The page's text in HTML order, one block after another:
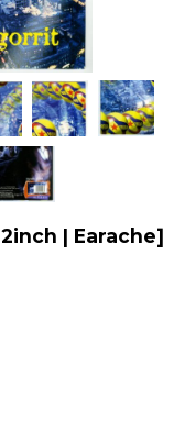
| Earache]